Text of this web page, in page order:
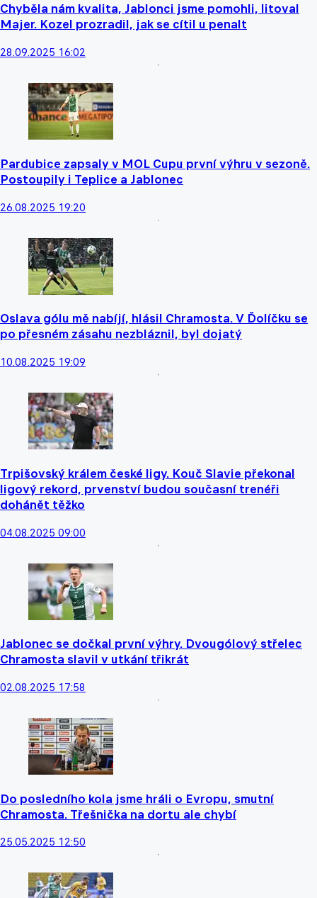
Chyběla nám kvalita, Jablonci jsme pomohli, litoval
Majer. Kozel prozradil, jak se cítil u penalt
28.09.2025 16:02
Pardubice zapsaly v MOL Cupu první výhru v sezoně.
Postoupily i Teplice a Jablonec
26.08.2025 19:20
Oslava gólu mě nabíjí, hlásil Chramosta. V Ďolíčku se
po přesném zásahu nezbláznil, byl dojatý
10.08.2025 19:09
Trpišovský králem české ligy. Kouč Slavie překonal
ligový rekord, prvenství budou současní trenéři
dohánět těžko
04.08.2025 09:00
Jablonec se dočkal první výhry. Dvougólový střelec
Chramosta slavil v utkání třikrát
02.08.2025 17:58
Do posledního kola jsme hráli o Evropu, smutní
Chramosta. Třešnička na dortu ale chybí
25.05.2025 12:50